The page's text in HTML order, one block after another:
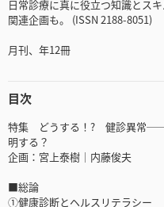
日常診療に真に役立つ知識とス
関連企画も。 (ISSN 2188-8051)
月刊、年12冊
目次
特集 どうする！? 健診異常──
明する？
企画：宮上泰樹｜内藤俊夫
■総論
①健康診断とヘルスリテラシー